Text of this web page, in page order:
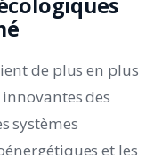
de plus en plus
des
systèmes
et les